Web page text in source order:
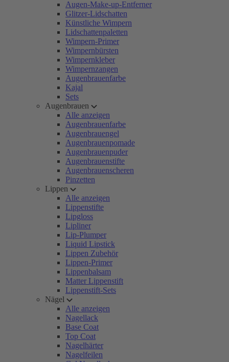
Augen-Make-up-Entferner
Glitzer-Lidschatten
Künstliche Wimpern
Lidschattenpaletten
Wimpern-Primer
Wimpernbürsten
Wimpernkleber
Wimpernzangen
Augenbrauenfarbe
Kajal
Sets
Augenbrauen
Alle anzeigen
Augenbrauenfarbe
Augenbrauengel
Augenbrauenpomade
Augenbrauenpuder
Augenbrauenstifte
Augenbrauenscheren
Pinzetten
Lippen
Alle anzeigen
Lippenstifte
Lipgloss
Lipliner
Lip-Plumper
Liquid Lipstick
Lippen Zubehör
Lippen-Primer
Lippenbalsam
Matter Lippenstift
Lippenstift-Sets
Nägel
Alle anzeigen
Nagellack
Base Coat
Top Coat
Nagelhärter
Nagelfeilen